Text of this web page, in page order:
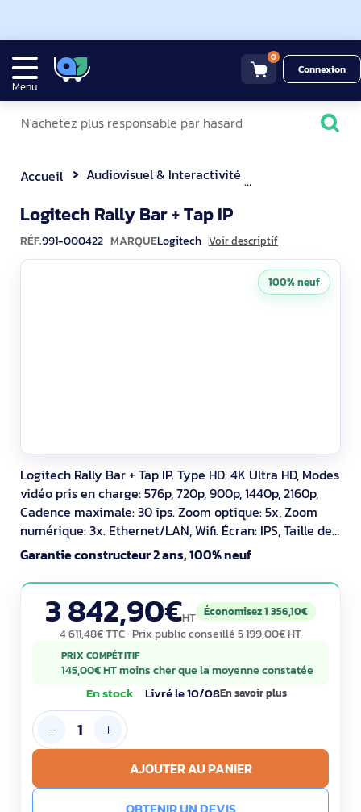
Menu
0
Connexion
Accueil Audiovisuel & Interactivité
Logitech Rally Bar + Tap IP991-000422
RÉF.991-000422 MARQUELogitech Voir descriptif
Logitech Rally Bar + Tap IP. Type HD: 4K Ultra HD, Modes
vidéo pris en charge: 576p, 720p, 900p, 1440p, 2160p,
Cadence maximale: 30 ips. Zoom optique: 5x, Zoom
numérique: 3x. Ethernet/LAN, Wifi. Écran: IPS, Taille de
l'écran: 25,6 cm (10.1"), Résolution de l'écran: 1280 x 800
pixels. Couleur du produit: Graphite
Garantie constructeur 2 ans, 100% neuf
3 842,90€HT Économisez 1 356,10€
4 611,48€ TTC· Prix public conseillé 5 199,00€ HT
PRIX COMPÉTITIF
145,00€ HT moins cher que la moyenne constatée
En stock Livré le 10/08En savoir plus
AJOUTER AU PANIER
100% neuf